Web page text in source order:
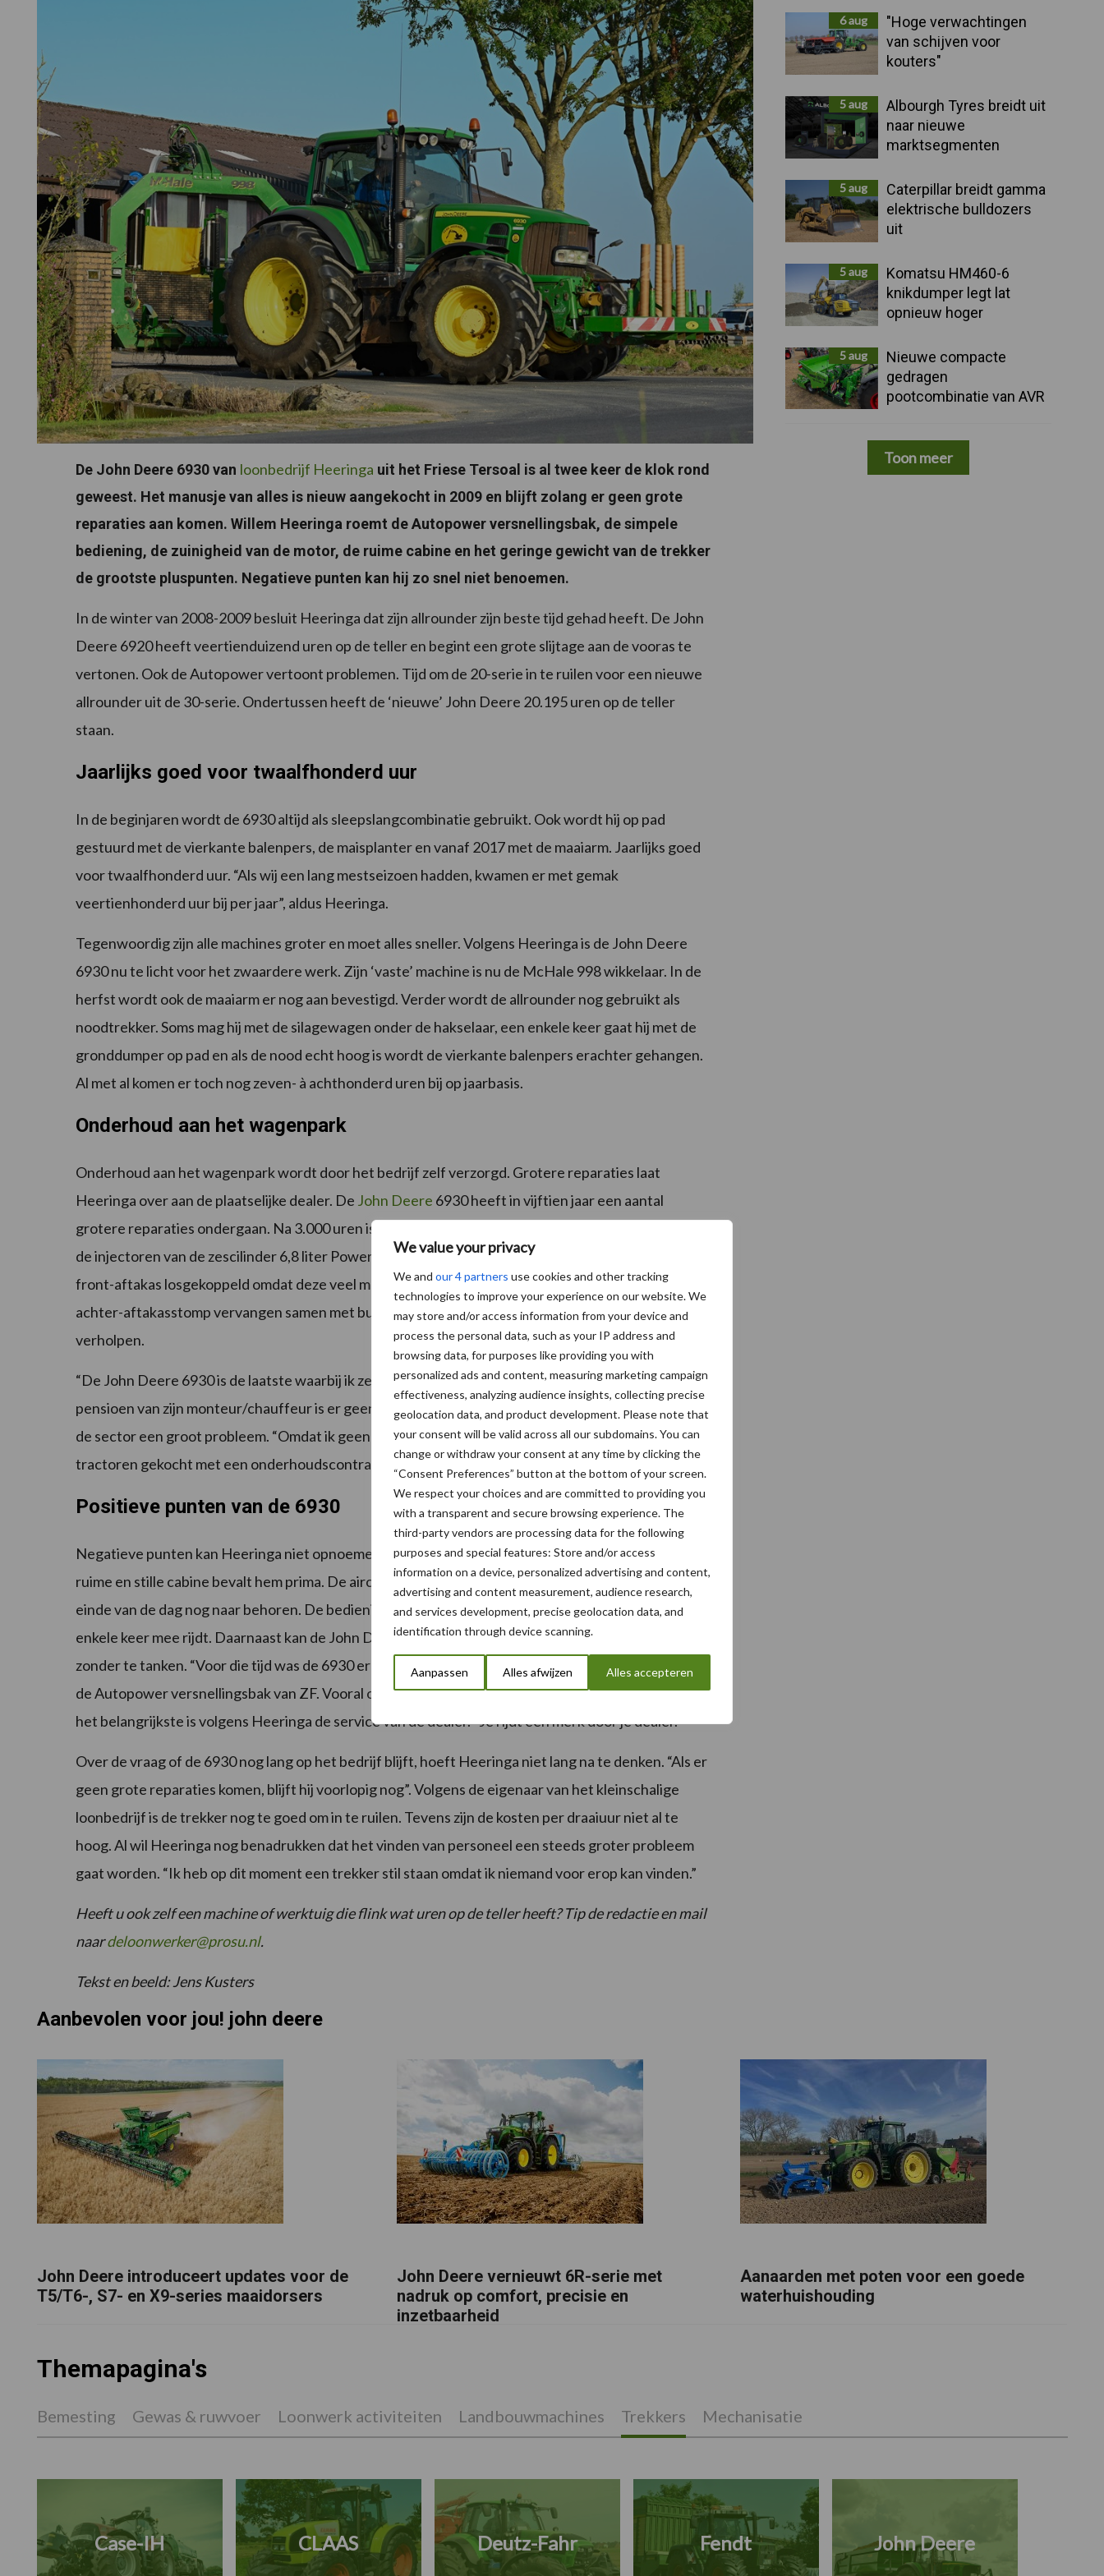
We value your privacy
We and our 4 partners use cookies and other tracking
technologies to improve your experience on our website. We
may store and/or access information from your device and
process the personal data, such as your IP address and
browsing data, for purposes like providing you with
personalized ads and content, measuring marketing campaign
effectiveness, analyzing audience insights, collecting precise
geolocation data, and product development. Please note that
your consent will be valid across all our subdomains. You can
change or withdraw your consent at any time by clicking the
“Consent Preferences” button at the bottom of your screen.
We respect your choices and are committed to providing you
with a transparent and secure browsing experience. The
third-party vendors are processing data for the following
purposes and special features: Store and/or access
information on a device, personalized advertising and content,
advertising and content measurement, audience research,
and services development, precise geolocation data, and
identification through device scanning.
Aanpassen Alles afwijzen Alles accepteren
De John Deere 6930 van loonbedrijf Heeringa uit het Friese Tersoal is al twee keer de klok rond
geweest. Het manusje van alles is nieuw aangekocht in 2009 en blijft zolang er geen grote
reparaties aan komen. Willem Heeringa roemt de Autopower versnellingsbak, de simpele
bediening, de zuinigheid van de motor, de ruime cabine en het geringe gewicht van de trekker
de grootste pluspunten. Negatieve punten kan hij zo snel niet benoemen.
In de winter van 2008-2009 besluit Heeringa dat zijn allrounder zijn beste tijd gehad heeft. De John
Deere 6920 heeft veertienduizend uren op de teller en begint een grote slijtage aan de vooras te
vertonen. Ook de Autopower vertoont problemen. Tijd om de 20-serie in te ruilen voor een nieuwe
allrounder uit de 30-serie. Ondertussen heeft de ‘nieuwe’ John Deere 20.195 uren op de teller
staan.
Jaarlijks goed voor twaalfhonderd uur
In de beginjaren wordt de 6930 altijd als sleepslangcombinatie gebruikt. Ook wordt hij op pad
gestuurd met de vierkante balenpers, de maisplanter en vanaf 2017 met de maaiarm. Jaarlijks goed
voor twaalfhonderd uur. “Als wij een lang mestseizoen hadden, kwamen er met gemak
veertienhonderd uur bij per jaar”, aldus Heeringa.
Tegenwoordig zijn alle machines groter en moet alles sneller. Volgens Heeringa is de John Deere
6930 nu te licht voor het zwaardere werk. Zijn ‘vaste’ machine is nu de McHale 998 wikkelaar. In de
herfst wordt ook de maaiarm er nog aan bevestigd. Verder wordt de allrounder nog gebruikt als
noodtrekker. Soms mag hij met de silagewagen onder de hakselaar, een enkele keer gaat hij met de
gronddumper op pad en als de nood echt hoog is wordt de vierkante balenpers erachter gehangen.
Al met al komen er toch nog zeven- à achthonderd uren bij op jaarbasis.
Onderhoud aan het wagenpark
Onderhoud aan het wagenpark wordt door het bedrijf zelf verzorgd. Grotere reparaties laat
Heeringa over aan de plaatselijke dealer. De John Deere 6930 heeft in vijftien jaar een aantal
grotere reparaties ondergaan. Na 3.000 uren is de koppakking vervangen. Rond de 10.000 uren zijn
de injectoren van de zescilinder 6,8 liter PowerTech Plus motor vervangen. Bij 18.512 uren is de
front-aftakas losgekoppeld omdat deze veel mankementen vertoonde. Rond de 19.250 uren is de
achter-aftakasstomp vervangen samen met bussen en lagers. Verder zijn enkele kleinere storingen
verholpen.
“De John Deere 6930 is de laatste waarbij ik zelf het onderhoud doe”, verklaart Heeringa. Na het
pensioen van zijn monteur/chauffeur is er geen tijd meer om zelf te sleutelen. Tevens is personeel in
de sector een groot probleem. “Omdat ik geen geschikt personeel kan vinden, heb ik alle nieuwere
tractoren gekocht met een onderhoudscontract. Dat geeft mij enigszins rust”, aldus Heeringa.
Positieve punten van de 6930
Negatieve punten kan Heeringa niet opnoemen. Positieve punten heeft hij genoeg op voorraad. De
ruime en stille cabine bevalt hem prima. De airco is snel koud, ook op lange dagen doet hij het aan het
einde van de dag nog naar behoren. De bediening is tamelijk simpel, ook voor de zzp’er die er een
enkele keer mee rijdt. Daarnaast kan de John Deere gemakkelijk veertien uur zijn werk uitvoeren
zonder te tanken. “Voor die tijd was de 6930 erg zuinig”, vertelt Heeringa. Hij is ook enthousiast over
de Autopower versnellingsbak van ZF. Vooral over de eco-regeling bij vijftig kilometer per uur. Maar
het belangrijkste is volgens Heeringa de service van de dealer. “Je rijdt een merk door je dealer.”
Over de vraag of de 6930 nog lang op het bedrijf blijft, hoeft Heeringa niet lang na te denken. “Als er
geen grote reparaties komen, blijft hij voorlopig nog”. Volgens de eigenaar van het kleinschalige
loonbedrijf is de trekker nog te goed om in te ruilen. Tevens zijn de kosten per draaiuur niet al te
hoog. Al wil Heeringa nog benadrukken dat het vinden van personeel een steeds groter probleem
gaat worden. “Ik heb op dit moment een trekker stil staan omdat ik niemand voor erop kan vinden.”
Heeft u ook zelf een machine of werktuig die flink wat uren op de teller heeft? Tip de redactie en mail
naardeloonwerker@prosu.nl.
Tekst en beeld: Jens Kusters
Sidebar6 aug
"Hoge verwachtingen
van schijven voor
kouters"
5 aug
Albourgh Tyres breidt uit
naar nieuwe
marktsegmenten
5 aug
Caterpillar breidt gamma
elektrische bulldozers
uit
5 aug
Komatsu HM460-6
knikdumper legt lat
opnieuw hoger
5 aug
Nieuwe compacte
gedragen
pootcombinatie van AVR
Toon meer
Aanbevolen voor jou! john deere
John Deere introduceert updates voor de
T5/T6-, S7- en X9-series maaidorsers
John Deere vernieuwt 6R-serie met
nadruk op comfort, precisie en
inzetbaarheid
Aanaarden met poten voor een goede
waterhuishouding
Themapagina's
Bemesting Gewas & ruwvoer Loonwerk activiteiten Landbouwmachines Trekkers Mechanisatie
Case-IH CLAAS Deutz-Fahr Fendt John Deere